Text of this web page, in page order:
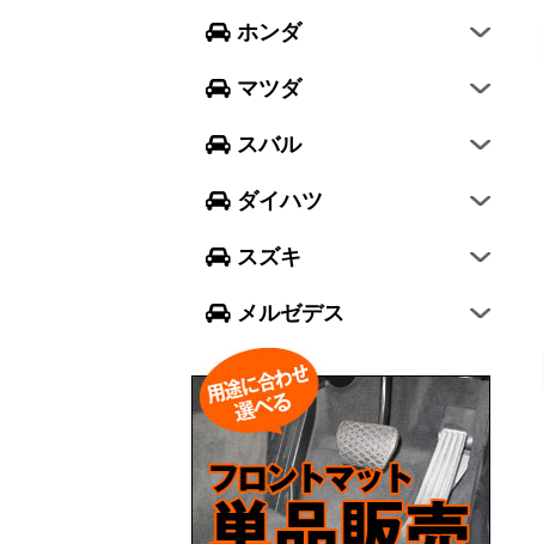
ホンダ
ヴェゼル
マツダ
ビアンテ
スバル
インプレッサ G4
エクシーガ クロスオーバー7
ダイハツ
ムーヴ キャンバス
タント
トール
スズキ
エヴリィワゴン
スイフト
ジムニー シエラ
メルゼデス
Aクラス
GLCクラス